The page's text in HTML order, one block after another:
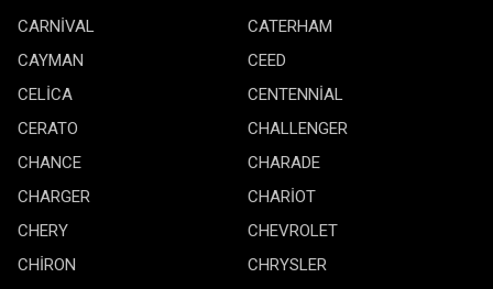
CARNİVAL
CATERHAM
CAYMAN
CEED
CELİCA
CENTENNİAL
CERATO
CHALLENGER
CHANCE
CHARADE
CHARGER
CHARİOT
CHERY
CHEVROLET
CHİRON
CHRYSLER